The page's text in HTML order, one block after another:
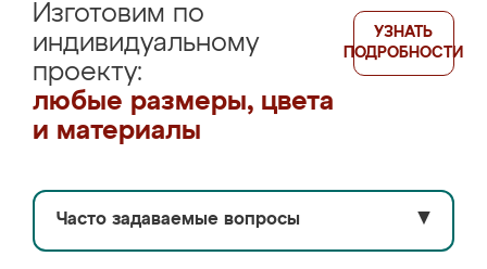
Изготовим по
индивидуальному
проекту:
любые размеры, цвета
и материалы
УЗНАТЬ
ПОДРОБНОСТИ
Часто задаваемые вопросы ▼